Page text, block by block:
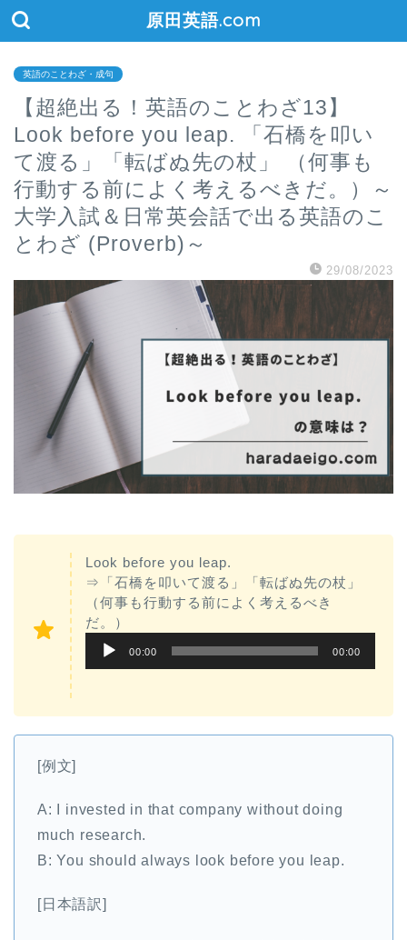
原田英語.com
英語のことわざ・成句
【超絶出る！英語のことわざ13】
Look before you leap. 「石橋を叩い
て渡る」「転ばぬ先の杖」 （何事も
行動する前によく考えるべきだ。）～
大学入試＆日常英会話で出る英語のこ
とわざ (Proverb)～
29/08/2023
Look before you leap.
⇒「石橋を叩いて渡る」「転ばぬ先の杖」
（何事も行動する前によく考えるべき
だ。）
声
レ
00:00 00:00
[例文]
A: I invested in that company without doing
much research.
B: You should always look before you leap.
[日本語訳]